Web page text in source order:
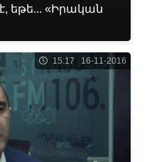
եթե... «Իրական
15:17 16-11-2016